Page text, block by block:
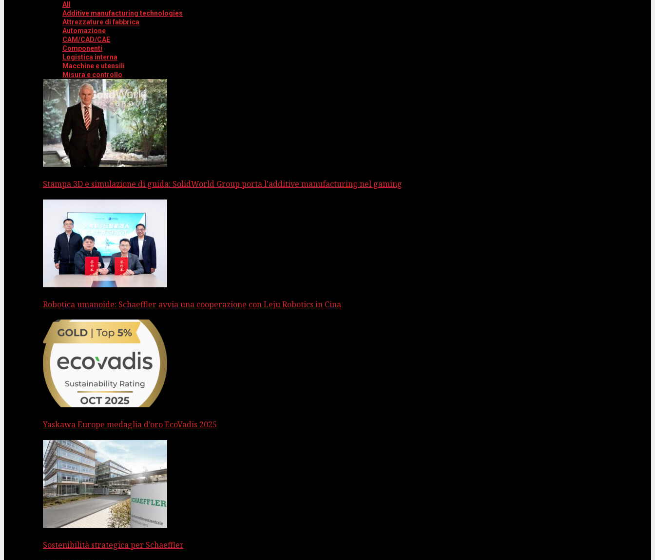
All
Additive manufacturing technologies
Attrezzature di fabbrica
Automazione
CAM/CAD/CAE
Componenti
Logistica interna
Macchine e utensili
Misura e controllo
Stampa 3D e simulazione di guida: SolidWorld Group porta l’additive manufacturing nel gaming
Robotica umanoide: Schaeffler avvia una cooperazione con Leju Robotics in Cina
Yaskawa Europe medaglia d’oro EcoVadis 2025
Sostenibilità strategica per Schaeffler